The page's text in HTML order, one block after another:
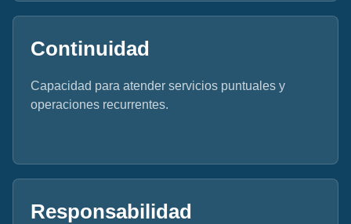
Continuidad
Capacidad para atender servicios puntuales y
operaciones recurrentes.
Responsabilidad